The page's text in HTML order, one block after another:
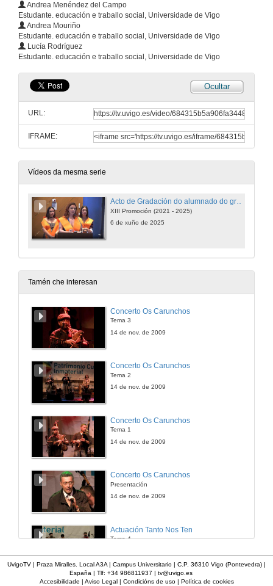
Andrea Menéndez del Campo
Estudante. educación e traballo social, Universidade de Vigo
Andrea Mouriño
Estudante. educación e traballo social, Universidade de Vigo
Lucía Rodríguez
Estudante. educación e traballo social, Universidade de Vigo
Ocultar
URL:
IFRAME:
Vídeos da mesma serie
Acto de Gradación do alumnado do grao en Traballo Social 2025
XIII Promoción (2021 - 2025)
6 de xuño de 2025
Tamén che interesan
Concerto Os Carunchos
Tema 3
14 de nov. de 2009
Concerto Os Carunchos
Tema 2
14 de nov. de 2009
Concerto Os Carunchos
Tema 1
14 de nov. de 2009
Concerto Os Carunchos
Presentación
14 de nov. de 2009
Actuación Tanto Nos Ten
Tema 4
UvigoTV | Praza Miralles. Local A3A | Campus Universitario | C.P. 36310 Vigo (Pontevedra) |
España | Tlf: +34 986811937 | tv@uvigo.es
Accesibilidade | Aviso Legal| Condicións de uso| Política de cookies